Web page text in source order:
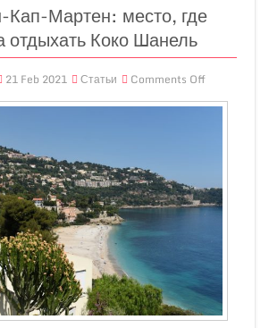
Кап-Мартен: место, где
Коко Шанель
21 Feb 2021 Статьи Comments Off